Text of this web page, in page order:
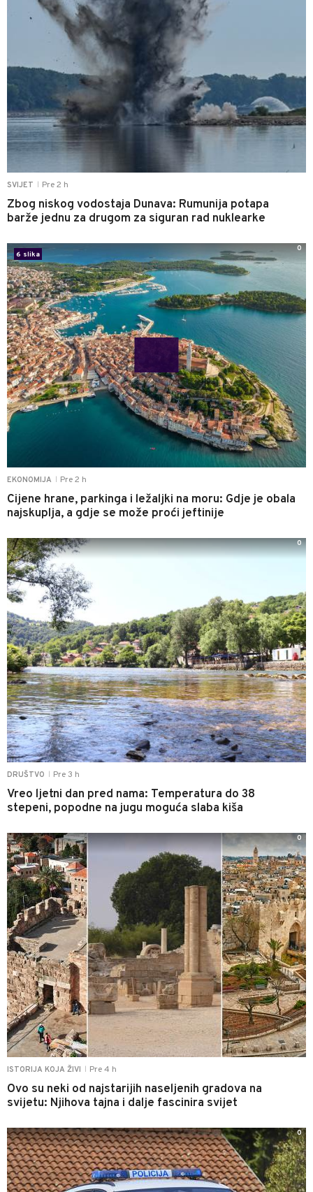
SVIJET Pre 2 h
Zbog niskog vodostaja Dunava: Rumunija potapa
barže jednu za drugom za siguran rad nuklearke
EKONOMIJA Pre 2 h
Cijene hrane, parkinga i ležaljki na moru: Gdje je obala
najskuplja, a gdje se može proći jeftinije
6 slika
0
DRUŠTVO Pre 3 h
Vreo ljetni dan pred nama: Temperatura do 38
stepeni, popodne na jugu moguća slaba kiša
0
ISTORIJA KOJA ŽIVI Pre 4 h
Ovo su neki od najstarijih naseljenih gradova na
svijetu: Njihova tajna i dalje fascinira svijet
0
0